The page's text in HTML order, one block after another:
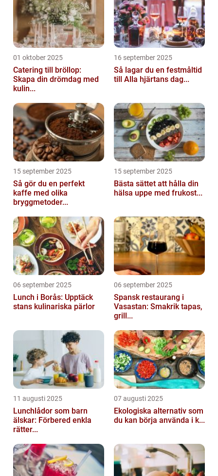
01 oktober 2025
Catering till bröllop:
Skapa din drömdag med
kulin...
16 september 2025
Så lagar du en festmåltid
till Alla hjärtans dag...
15 september 2025
Så gör du en perfekt
kaffe med olika
bryggmetoder...
15 september 2025
Bästa sättet att hålla din
hälsa uppe med frukost...
06 september 2025
Lunch i Borås: Upptäck
stans kulinariska pärlor
06 september 2025
Spansk restaurang i
Vasastan: Smakrik tapas,
grill...
11 augusti 2025
Lunchlådor som barn
älskar: Förbered enkla
rätter...
07 augusti 2025
Ekologiska alternativ som
du kan börja använda i k...